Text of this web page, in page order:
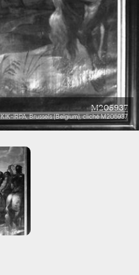
M205937
KIK-IRPA, Brussels (Belgium), cliché M205937